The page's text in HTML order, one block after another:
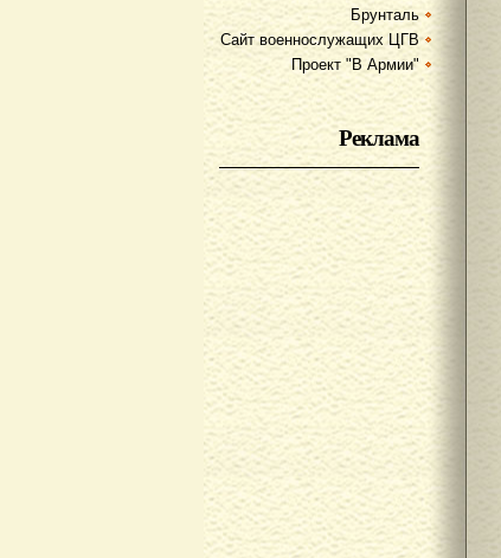
Брунталь
Сайт военнослужащих ЦГВ
Проект "В Армии"
Реклама